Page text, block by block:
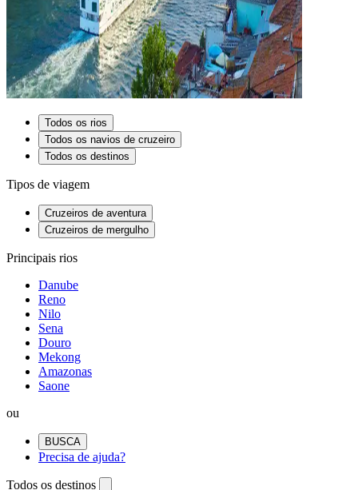
Todos os rios
Todos os navios de cruzeiro
Todos os destinos
Tipos de viagem
Cruzeiros de aventura
Cruzeiros de mergulho
Principais rios
Danube
Reno
Nilo
Sena
Douro
Mekong
Amazonas
Saone
ou
BUSCA
Precisa de ajuda?
Todos os destinos